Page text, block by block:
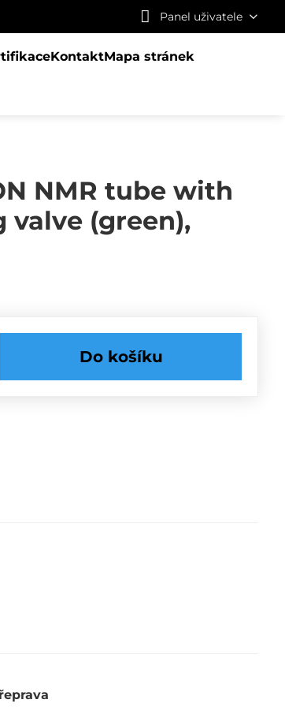
Panel uživatele
KontaktMapa stránek
NMR tube with
valve (green),
Do košíku